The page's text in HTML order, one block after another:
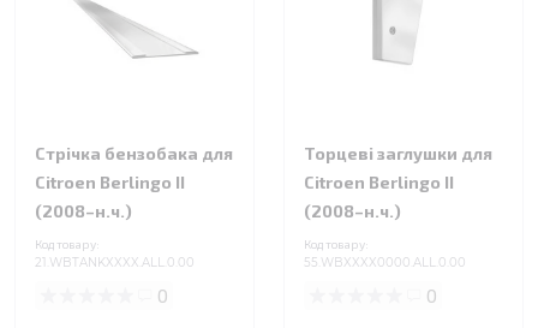
Стрічка бензобака для
Citroen Berlingo II
(2008–н.ч.)
Код товару:
21.WBTANKXXXX.ALL.0.00
0
Торцеві заглушки для
Citroen Berlingo II
(2008–н.ч.)
Код товару:
55.WBXXXX0000.ALL.0.00
0